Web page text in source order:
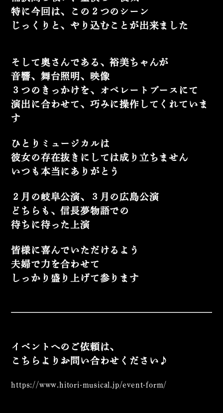
特に今回は、この２つのシーン
じっくりと、やり込むことが出来ました
そして奥さんである、裕美ちゃんが
音響、舞台照明、映像
３つのきっかけを、オペレートブースにて
演出に合わせて、巧みに操作してくれていま
す
ひとりミュージカルは
彼女の存在抜きにしては成り立ちません
いつも本当にありがとう
２月の岐阜公演、３月の広島公演
どちらも、信長夢物語での
待ちに待った上演
皆様に喜んでいただけるよう
夫婦で力を合わせて
しっかり盛り上げて参ります
イベントへのご依頼は、
こちらよりお問い合わせください♪
https://www.hitori-musical.jp/event-form/